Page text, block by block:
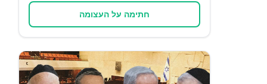
חתימה על העצומה